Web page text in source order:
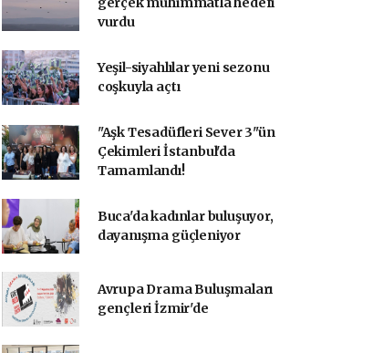
vurdu
Yeşil-siyahlılar yeni sezonu
coşkuyla açtı
"Aşk Tesadüfleri Sever 3"ün
Çekimleri İstanbul'da
Tamamlandı!
Buca'da kadınlar buluşuyor,
dayanışma güçleniyor
Avrupa Drama Buluşmaları
gençleri İzmir'de